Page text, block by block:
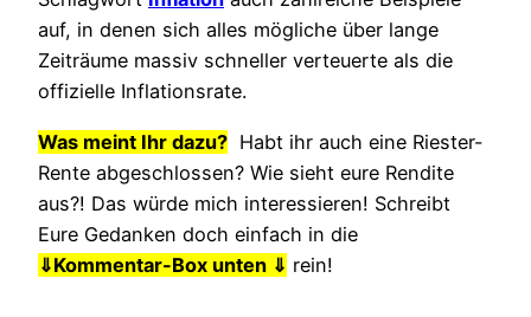
auf, in denen sich alles mögliche über lange
Zeiträume massiv schneller verteuerte als die
offizielle Inflationsrate.
Was meint Ihr dazu? Habt ihr auch eine Riester-
Rente abgeschlossen? Wie sieht eure Rendite
aus?! Das würde mich interessieren! Schreibt
Eure Gedanken doch einfach in die
⇓Kommentar-Box unten ⇓ rein!